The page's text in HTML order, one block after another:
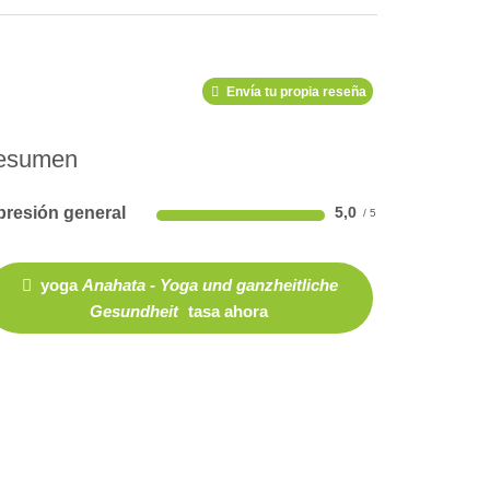
Envía tu propia reseña
general 5,0
yogaAnahata - Yoga und ganzheitliche
Gesundheit tasa ahora